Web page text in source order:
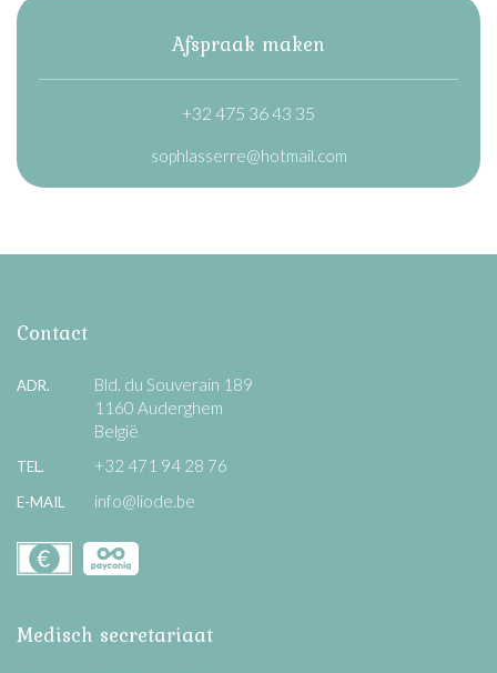
Afspraak maken
+32 475 36 43 35
sophlasserre@hotmail.com
Contact
ADR.
Bld. du Souverain 189
1160 Auderghem
België
TEL. +32 471 94 28 76
E-MAIL info@liode.be
Medisch secretariaat